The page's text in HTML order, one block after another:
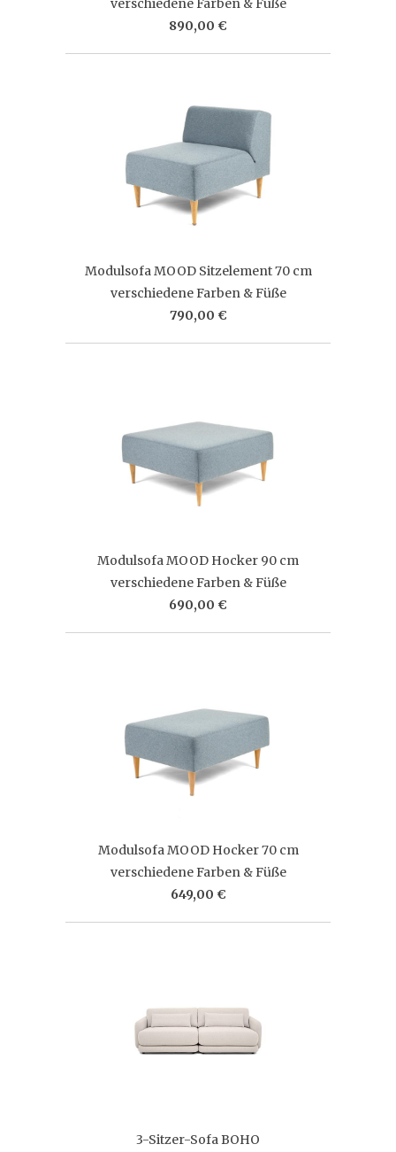
890,00 €
Modulsofa MOOD Sitzelement 70 cm
verschiedene Farben & Füße
790,00 €
Modulsofa MOOD Hocker 90 cm
verschiedene Farben & Füße
690,00 €
Modulsofa MOOD Hocker 70 cm
verschiedene Farben & Füße
649,00 €
3-Sitzer-Sofa BOHO